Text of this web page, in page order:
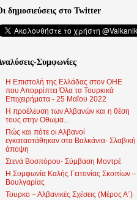
δημοσιεύσεις στο Twitter
Συμφωνίες
Η Επιστολή της Ελλάδας στον ΟΗΕ
που Απορρίπτει Όλα τα Τουρκικά
Επιχειρήματα - 25 Μαΐου 2022
Η προέλευση των Αλβανών και η θέση
τους στην Οθωμα...
Πώς και πότε οι Αλβανοί
εγκαταστάθηκαν στα Βαλκάνια- Σλαβική
άποψη
Στενά Βοσπόρου- Σύμβαση Μοντρέ
Η Συμφωνία Καλής Γειτονίας Σκοπίων –
Βουλγαρίας
Τουρκο – Αλβανικές Σχέσεις (Mέρος Α΄)